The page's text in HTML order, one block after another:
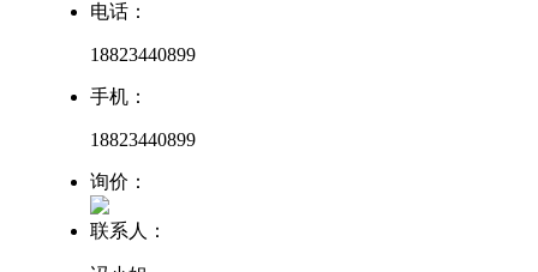
电话：
18823440899
手机：
18823440899
询价：
联系人：